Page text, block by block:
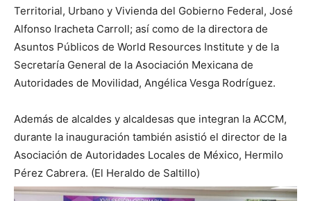
Territorial, Urbano y Vivienda del Gobierno Federal, José
Alfonso Iracheta Carroll; así como de la directora de
Asuntos Públicos de World Resources Institute y de la
Secretaría General de la Asociación Mexicana de
Autoridades de Movilidad, Angélica Vesga Rodríguez.
Además de alcaldes y alcaldesas que integran la ACCM,
durante la inauguración también asistió el director de la
Asociación de Autoridades Locales de México, Hermilo
Pérez Cabrera. (El Heraldo de Saltillo)